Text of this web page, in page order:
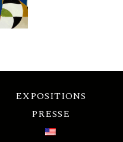
EXPOSITIONS
PRESSE